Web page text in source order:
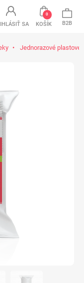
SA KOŠÍK
0
B2B
Jednorazové plastové